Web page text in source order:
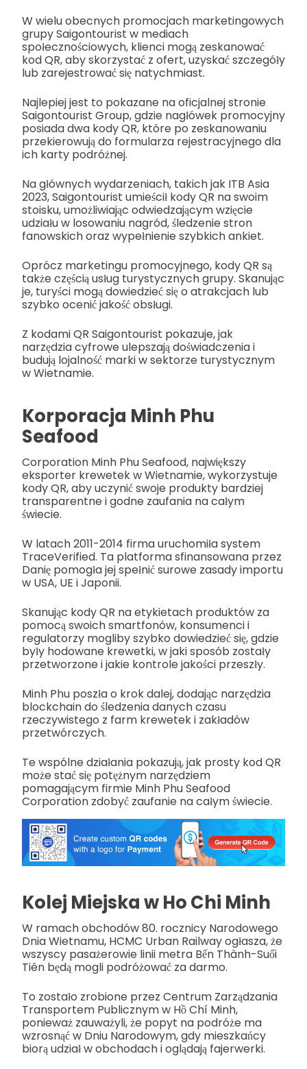
W wielu obecnych promocjach marketingowych
grupy Saigontourist w mediach
społecznościowych, klienci mogą zeskanować
kod QR, aby skorzystać z ofert, uzyskać szczegóły
lub zarejestrować się natychmiast.
Najlepiej jest to pokazane na oficjalnej stronie
Saigontourist Group, gdzie nagłówek promocyjny
posiada dwa kody QR, które po zeskanowaniu
przekierowują do formularza rejestracyjnego dla
ich karty podróżnej.
Na głównych wydarzeniach, takich jak ITB Asia
2023, Saigontourist umieścił kody QR na swoim
stoisku, umożliwiając odwiedzającym wzięcie
udziału w losowaniu nagród, śledzenie stron
fanowskich oraz wypełnienie szybkich ankiet.
Oprócz marketingu promocyjnego, kody QR są
także częścią usług turystycznych grupy. Skanując
je, turyści mogą dowiedzieć się o atrakcjach lub
szybko ocenić jakość obsługi.
Z kodami QR Saigontourist pokazuje, jak
narzędzia cyfrowe ulepszają doświadczenia i
budują lojalność marki w sektorze turystycznym
w Wietnamie.
Korporacja Minh Phu
Seafood
Corporation Minh Phu Seafood, największy
eksporter krewetek w Wietnamie, wykorzystuje
kody QR, aby uczynić swoje produkty bardziej
transparentne i godne zaufania na całym
świecie.
W latach 2011-2014 firma uruchomiła system
TraceVerified. Ta platforma sfinansowana przez
Danię pomogła jej spełnić surowe zasady importu
w USA, UE i Japonii.
Skanując kody QR na etykietach produktów za
pomocą swoich smartfonów, konsumenci i
regulatorzy mogliby szybko dowiedzieć się, gdzie
były hodowane krewetki, w jaki sposób zostały
przetworzone i jakie kontrole jakości przeszły.
Minh Phu poszła o krok dalej, dodając narzędzia
blockchain do śledzenia danych czasu
rzeczywistego z farm krewetek i zakładów
przetwórczych.
Te wspólne działania pokazują, jak prosty kod QR
może stać się potężnym narzędziem
pomagającym firmie Minh Phu Seafood
Corporation zdobyć zaufanie na całym świecie.
Kolej Miejska w Ho Chi Minh
W ramach obchodów 80. rocznicy Narodowego
Dnia Wietnamu, HCMC Urban Railway ogłasza, że
wszyscy pasażerowie linii metra Bến Thành-Suối
Tiên będą mogli podróżować za darmo.
To zostało zrobione przez Centrum Zarządzania
Transportem Publicznym w Hồ Chí Minh,
ponieważ zauważyli, że popyt na podróże ma
wzrosnąć w Dniu Narodowym, gdy mieszkańcy
biorą udział w obchodach i oglądają fajerwerki.